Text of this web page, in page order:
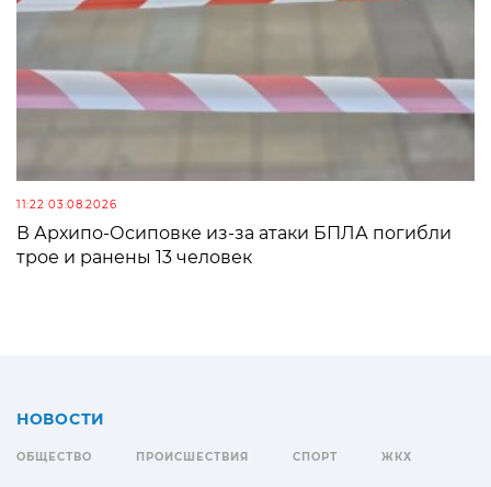
11:22 03.08.2026
В Архипо-Осиповке из-за атаки БПЛА погибли
трое и ранены 13 человек
НОВОСТИ
ОБЩЕСТВО ПРОИСШЕСТВИЯ СПОРТ ЖКХ